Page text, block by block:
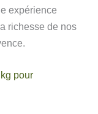
expérience
richesse de nos
pour